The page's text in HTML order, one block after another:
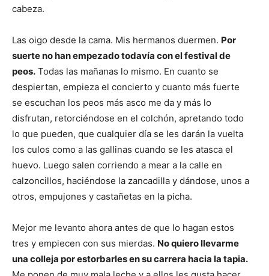
cabeza.
Las oigo desde la cama. Mis hermanos duermen. Por
suerte no han empezado todavía con el festival de
peos. Todas las mañanas lo mismo. En cuanto se
despiertan, empieza el concierto y cuanto más fuerte
se escuchan los peos más asco me da y más lo
disfrutan, retorciéndose en el colchón, apretando todo
lo que pueden, que cualquier día se les darán la vuelta
los culos como a las gallinas cuando se les atasca el
huevo. Luego salen corriendo a mear a la calle en
calzoncillos, haciéndose la zancadilla y dándose, unos a
otros, empujones y castañetas en la picha.
Mejor me levanto ahora antes de que lo hagan estos
tres y empiecen con sus mierdas. No quiero llevarme
una colleja por estorbarles en su carrera hacia la tapia.